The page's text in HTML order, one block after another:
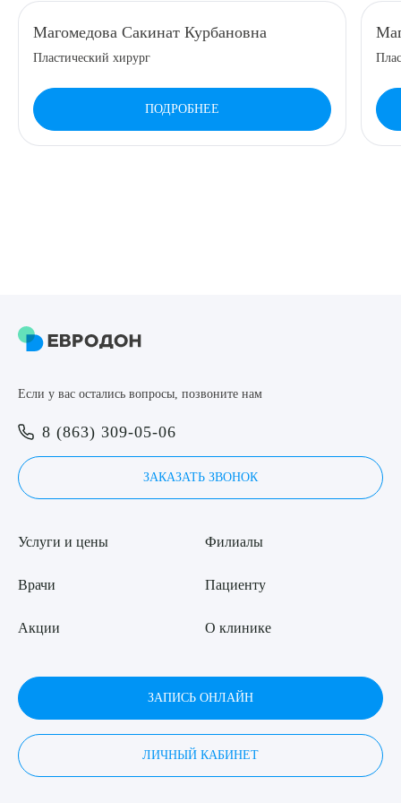
Магомедова Сакинат Курбановна
Пластический хирург
ПОДРОБНЕЕ
Если у вас остались вопросы, позвоните нам
8 (863) 309-05-06
ЗАКАЗАТЬ ЗВОНОК
Услуги и цены
Врачи
Акции
Филиалы
Пациенту
О клинике
ЗАПИСЬ ОНЛАЙН
ЛИЧНЫЙ КАБИНЕТ